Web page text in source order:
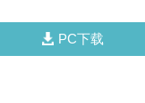
PC下载